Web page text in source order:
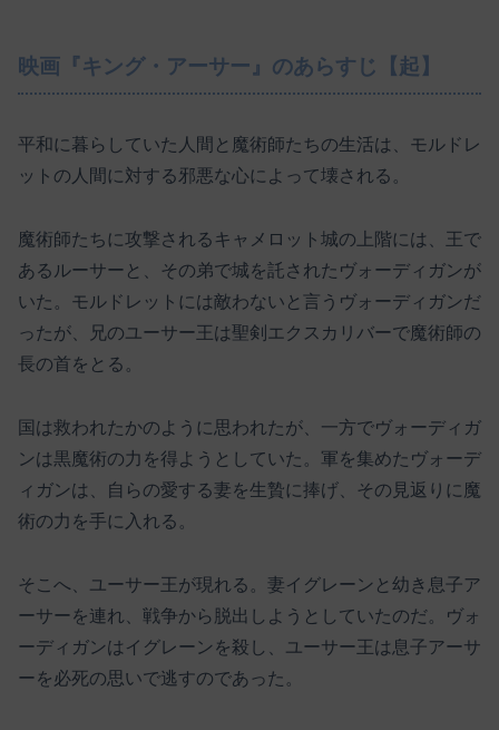
映画『キング・アーサー』のあらすじ【起】
平和に暮らしていた人間と魔術師たちの生活は、モルドレ
ットの人間に対する邪悪な心によって壊される。
魔術師たちに攻撃されるキャメロット城の上階には、王で
あるルーサーと、その弟で城を託されたヴォーディガンが
いた。モルドレットには敵わないと言うヴォーディガンだ
ったが、兄のユーサー王は聖剣エクスカリバーで魔術師の
長の首をとる。
国は救われたかのように思われたが、一方でヴォーディガ
ンは黒魔術の力を得ようとしていた。軍を集めたヴォーデ
ィガンは、自らの愛する妻を生贄に捧げ、その見返りに魔
術の力を手に入れる。
そこへ、ユーサー王が現れる。妻イグレーンと幼き息子ア
ーサーを連れ、戦争から脱出しようとしていたのだ。ヴォ
ーディガンはイグレーンを殺し、ユーサー王は息子アーサ
ーを必死の思いで逃すのであった。